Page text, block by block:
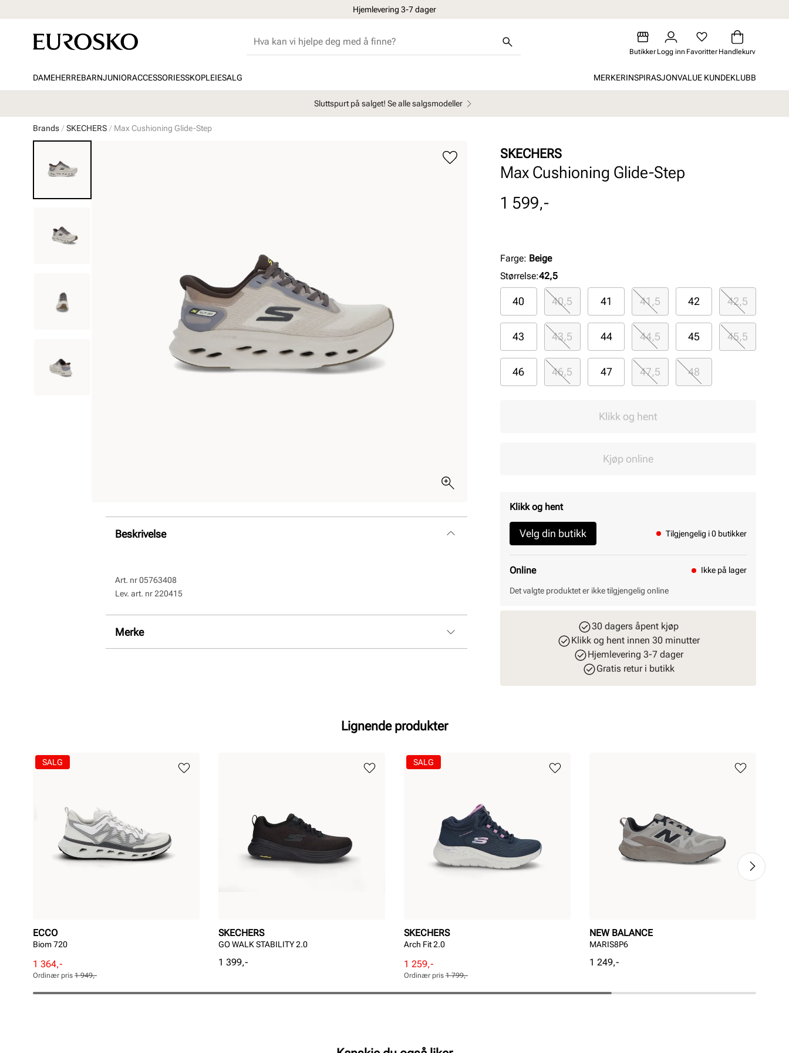
Hjemlevering 3-7 dager
Butikker Logg inn Favoritter Handlekurv
DAMEHERREBARNJUNIORACCESSORIESSKOPLEIESALG MERKERINSPIRASJONVALUE KUNDEKLUBB
Sluttspurt på salget! Se alle salgsmodeller
Brands SKECHERS Max Cushioning Glide-Step
Beskrivelse
Art. nr05763408
Lev. art. nr220415
Merke
SKECHERS
Max Cushioning Glide-Step
Pris
1 599,-
Farge: Beige
Størrelse:42,5
40 40,5 41 41,5 42 42,5
43 43,5 44 44,5 45 45,5
46 46,5 47 47,5 48
Klikk og hent
Kjøp online
Klikk og hent
Velg din butikk Tilgjengelig i 0 butikker
Online Ikke på lager
Det valgte produktet er ikke tilgjengelig online
30 dagers åpent kjøp
Klikk og hent innen 30 minutter
Hjemlevering 3-7 dager
Gratis retur i butikk
Lignende produkter
ECCO
Biom 720
Rabattert
pris
Pris
1 364,-
Ordinær
pris
Pris
Ordinær pris 1 949,-
SALG
SKECHERS
GO WALK STABILITY 2.0
Pris
1 399,-
SKECHERS
Arch Fit 2.0
Rabattert
pris
Pris
1 259,-
Ordinær
pris
Pris
Ordinær pris 1 799,-
SALG
NEW BALANCE
MARIS8P6
Pris
1 249,-